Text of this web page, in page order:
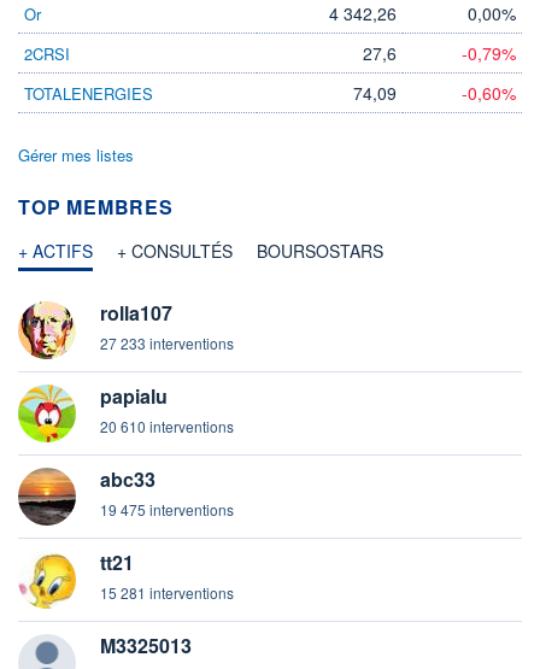
Or 4 342,26 0,00%
2CRSI 27,6 -0,79%
TOTALENERGIES 74,09 -0,60%
Gérer mes listes
TOP MEMBRES
+ ACTIFS + CONSULTÉS BOURSOSTARS
rolla107
27 233 interventions
papialu
20 610 interventions
abc33
19 475 interventions
tt21
15 281 interventions
M3325013